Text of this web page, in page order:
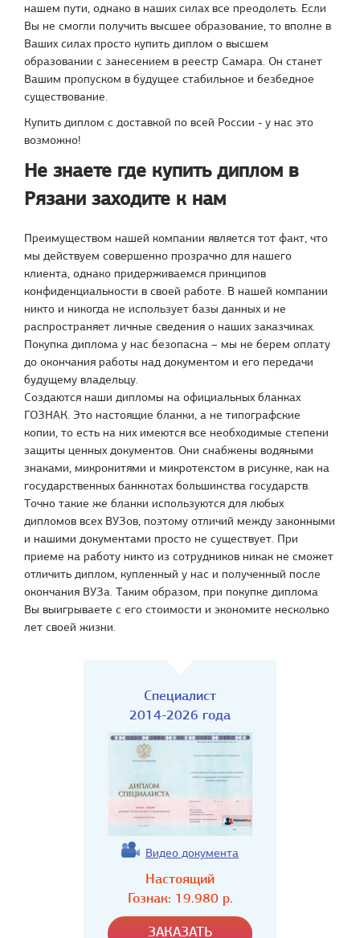
нашем пути, однако в наших силах все преодолеть. Если
Вы не смогли получить высшее образование, то вполне в
Ваших силах просто купить диплом о высшем
образовании с занесением в реестр Самара. Он станет
Вашим пропуском в будущее стабильное и безбедное
существование.
Купить диплом с доставкой по всей России - у нас это
возможно!
Не знаете где купить диплом в
Рязани заходите к нам
Преимуществом нашей компании является тот факт, что
мы действуем совершенно прозрачно для нашего
клиента, однако придерживаемся принципов
конфиденциальности в своей работе. В нашей компании
никто и никогда не использует базы данных и не
распространяет личные сведения о наших заказчиках.
Покупка диплома у нас безопасна – мы не берем оплату
до окончания работы над документом и его передачи
будущему владельцу.
Создаются наши дипломы на официальных бланках
ГОЗНАК. Это настоящие бланки, а не типографские
копии, то есть на них имеются все необходимые степени
защиты ценных документов. Они снабжены водяными
знаками, микронитями и микротекстом в рисунке, как на
государственных банкнотах большинства государств.
Точно такие же бланки используются для любых
дипломов всех ВУЗов, поэтому отличий между законными
и нашими документами просто не существует. При
приеме на работу никто из сотрудников никак не сможет
отличить диплом, купленный у нас и полученный после
окончания ВУЗа. Таким образом, при покупке диплома
Вы выигрываете с его стоимости и экономите несколько
лет своей жизни.
Специалист
2014-2026 года
Видео документа
Настоящий
Гознак: 19.980р.